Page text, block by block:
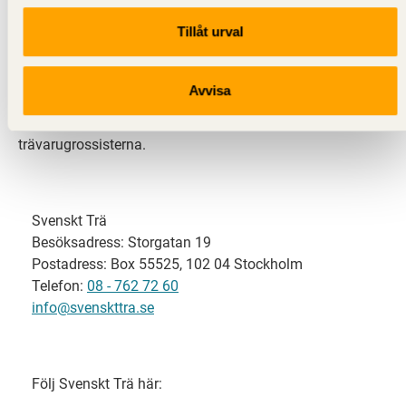
Tillåt urval
Avvisa
Svenskt Trä representerar svensk sågverksindustri
och är en del av branschorganisationen
svensk limträ-, KL-trä- och förpackningsindustri samt
trävarugrossisterna.
Svenskt Trä
Besöksadress: Storgatan 19
Postadress: Box 55525, 102 04 Stockholm
Telefon: 08 - 762 72 60
info@svenskttra.se
Följ Svenskt Trä här: